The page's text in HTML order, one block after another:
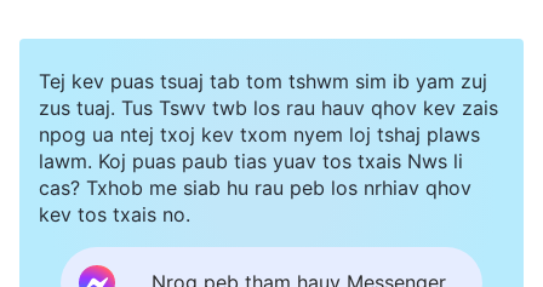
Tej kev puas tsuaj tab tom tshwm sim ib yam zuj
zus tuaj. Tus Tswv twb los rau hauv qhov kev zais
npog ua ntej txoj kev txom nyem loj tshaj plaws
lawm. Koj puas paub tias yuav tos txais Nws li
cas? Txhob me siab hu rau peb los nrhiav qhov
kev tos txais no.